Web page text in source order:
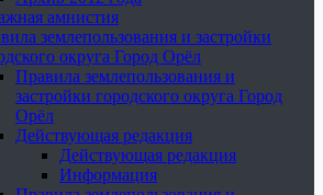
амнистия
землепользования и застройки
округа Город Орёл
Правила землепользования и
застройки городского округа Город
Орёл
Действующая редакция
Действующая редакция
Информация